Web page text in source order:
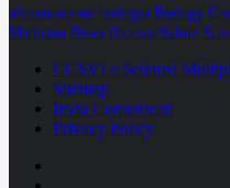
alimentazione biologia Biology
Medicina News Ricerca Salute
CCSVI e Sclerosi
Sitemap
Invia Comunicati
Privacy Policy